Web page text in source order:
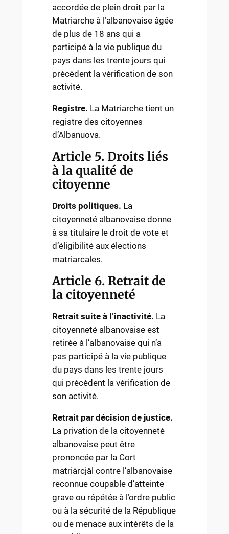
accordée de plein droit par la
Matriarche à l’albanovaise âgée
de plus de 18 ans qui a
participé à la vie publique du
pays dans les trente jours qui
précèdent la vérification de son
activité.
Registre. La Matriarche tient un
registre des citoyennes
d’Albanuova.
Article 5. Droits liés
à la qualité de
citoyenne
Droits politiques. La
citoyenneté albanovaise donne
à sa titulaire le droit de vote et
d’éligibilité aux élections
matriarcales.
Article 6. Retrait de
la citoyenneté
Retrait suite à l’inactivité. La
citoyenneté albanovaise est
retirée à l’albanovaise qui n’a
pas participé à la vie publique
du pays dans les trente jours
qui précèdent la vérification de
son activité.
Retrait par décision de justice.
La privation de la citoyenneté
albanovaise peut être
prononcée par la Cort
matriàrcjâl contre l’albanovaise
reconnue coupable d’atteinte
grave ou répétée à l’ordre public
ou à la sécurité de la République
ou de menace aux intérêts de la